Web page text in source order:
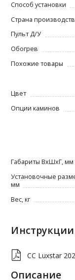
Способ установки
Страна
Пульт Д/У
Обогрев
Похожие товары
Цвет
Опции каминов
Габариты ВxШxГ, мм
Установочные
мм
Вес, кг
Инструкции
СС Luxstar
Описание